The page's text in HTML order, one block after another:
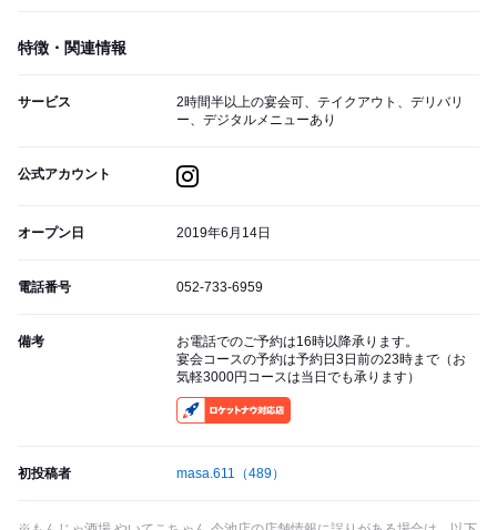
特徴・関連情報
サービス
2時間半以上の宴会可、テイクアウト、デリバリ
ー、デジタルメニューあり
公式アカウント
オープン日 2019年6月14日
電話番号 052-733-6959
備考
お電話でのご予約は16時以降承ります。
宴会コースの予約は予約日3日前の23時まで（お
気軽3000円コースは当日でも承ります）
初投稿者 masa.611 （489）